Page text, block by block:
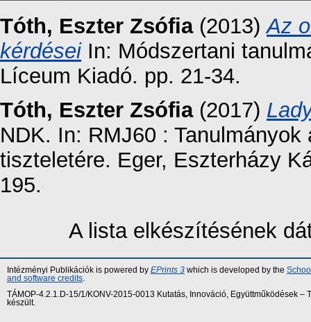
Tóth, Eszter Zsófia(2013)Az
kérdéseiIn: Módszertani
Líceum Kiadó. pp. 21-34.
Tóth, Eszter Zsófia(2017)
NDK. In: RMJ60 :
tiszteletére. Eger, Eszterházy
195.
A lista elkészítésének
Intézményi Publikációk is powered by EPrints 3 which is developed by the
and software credits
TÁMOP-4.2.1.D-15/1/KONV-2015-0013 Kutatás, Innováció, Együttműködések
készült.